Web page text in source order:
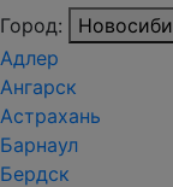
Город:
Адлер
Ангарск
Астрахань
Барнаул
Бердск